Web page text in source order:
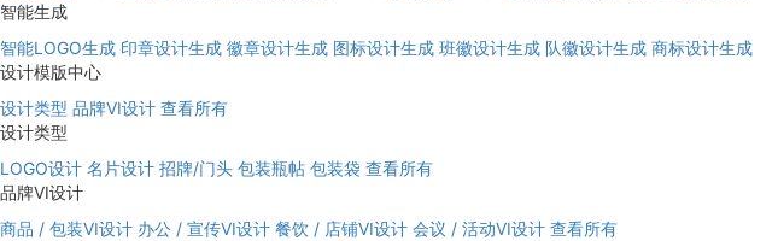
智能生成
智能LOGO生成 印章设计生成 徽章设计生成 图标设计生成 班徽设计生成 队徽设计生成 商标设计生成
设计模版中心
设计类型 品牌VI设计 查看所有
设计类型
LOGO设计 名片设计 招牌/门头 包装瓶帖 包装袋 查看所有
品牌VI设计
商品 / 包装VI设计 办公 / 宣传VI设计 餐饮 / 店铺VI设计 会议 / 活动VI设计 查看所有